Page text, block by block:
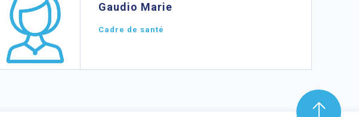
Gaudio Marie
Cadre de santé